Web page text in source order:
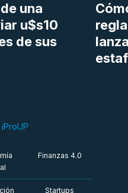
una
u$s10
de sus
iProUP
Finanzas 4.0
Startups